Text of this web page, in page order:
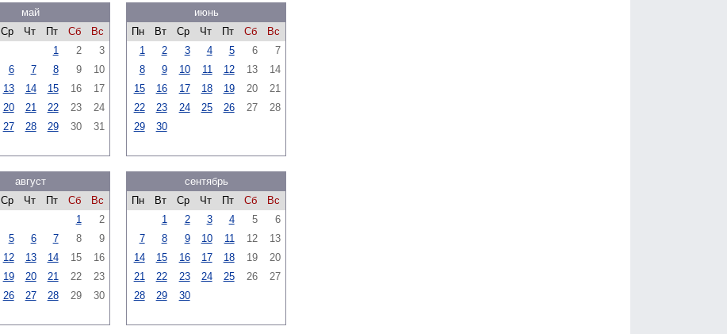
май
Ср Чт Пт Сб
Вс
1
2
3
6 7 8 9
10
13 14 15 16
17
20 21 22 23
24
27 28 29 30 31
июнь
Пн
Вт Ср Чт Пт Сб
Вс
1
2 3 4 5 6
7
8
9 10 11 12 13
14
15
16 17 18 19 20
21
22
23 24 25 26 27
28
29
30
август
Ср Чт Пт Сб
Вс
1
2
5 6 7 8
9
12 13 14 15
16
19 20 21 22
23
26 27 28 29
30
сентябрь
Пн
Вт Ср Чт Пт Сб
Вс
1
2 3 4 5
6
7
8 9 10 11 12
13
14
15 16 17 18 19
20
21
22 23 24 25 26
27
28
29 30